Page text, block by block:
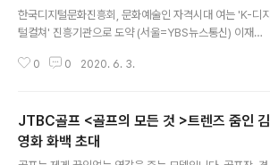
한국디지털문화진흥회, 문화예술인 자격시대 여는 'K-디지
털컬쳐' 진흥기관으로 도약 (서울=YBS뉴스통신) 이재영
승철 16대 국회의원)이 주최하고 직속기관인 한국뇌융합
방배동에 위치한 한국뇌융합예술원 디지털아트갤러리에서
지난 달 29일 개최됐다. 한국뇌융합예술원은 진흥회 회장
을 맡고 있는 이승철 사회학 박사가 러시아 상트페테르부
0 0 2020. 6. 3.
JTBC골프 <골프의 모든 것 >트렌즈 줌인 김
영화 화백 초대